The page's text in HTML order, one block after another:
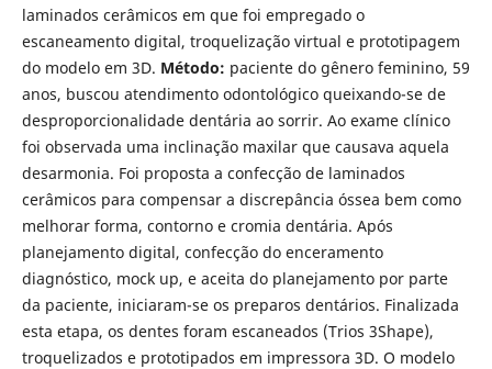
laminados cerâmicos em que foi empregado o
escaneamento digital, troquelização virtual e prototipagem
do modelo em 3D. Método: paciente do gênero feminino, 59
anos, buscou atendimento odontológico queixando-se de
desproporcionalidade dentária ao sorrir. Ao exame clínico
foi observada uma inclinação maxilar que causava aquela
desarmonia. Foi proposta a confecção de laminados
cerâmicos para compensar a discrepância óssea bem como
melhorar forma, contorno e cromia dentária. Após
planejamento digital, confecção do enceramento
diagnóstico, mock up, e aceita do planejamento por parte
da paciente, iniciaram-se os preparos dentários. Finalizada
esta etapa, os dentes foram escaneados (Trios 3Shape),
troquelizados e prototipados em impressora 3D. O modelo